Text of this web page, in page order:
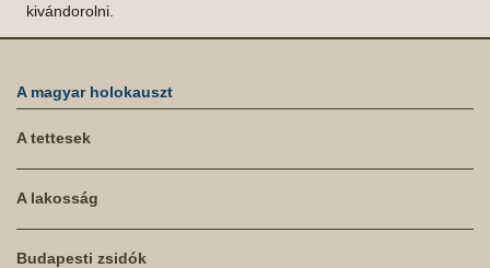
kivándorolni.
A magyar holokauszt
A tettesek
A lakosság
Budapesti zsidók